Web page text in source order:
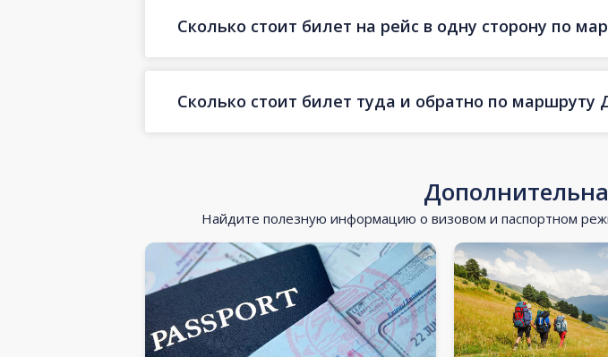
Сколько стоит билет на рейс в одну сторону по
Сколько стоит билет туда и обратно по маршруту
Найдите полезную информацию о визовом и паспортном